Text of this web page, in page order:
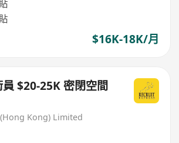
$16K-18K/月
$20-25K 密閉空間
Kong) Limited